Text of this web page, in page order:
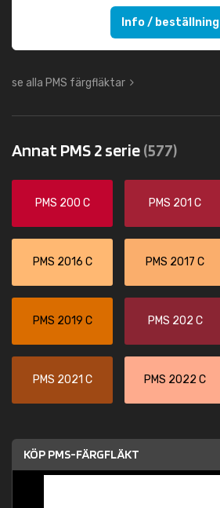
Info / beställning
se alla PMS färgfläktar
Annat PMS 2 serie(577)
PMS 200 C PMS 201 C
PMS 2016 C PMS 2017 C
PMS 2019 C PMS 202 C
PMS 2021 C PMS 2022 C
KÖP PMS-FÄRGFLÄKT